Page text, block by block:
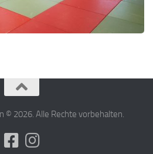
© 2026. Alle Rechte vorbehalten.